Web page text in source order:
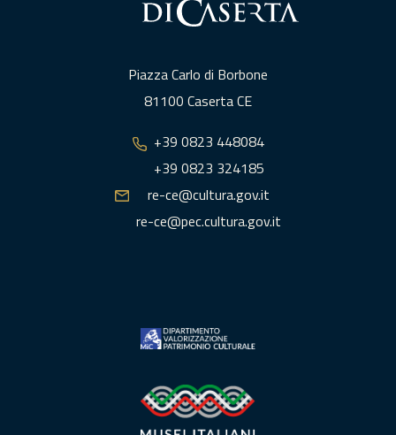
Piazza Carlo di Borbone
81100 Caserta CE
+39 0823 448084
+39 0823 324185
re-ce@cultura.gov.it
re-ce@pec.cultura.gov.it